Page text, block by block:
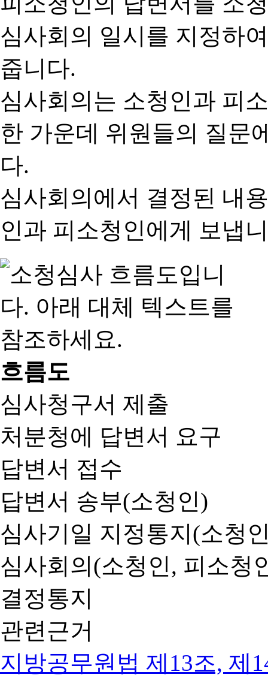
심사회의 일시를 지정하
줍니다.
심사회의는 소청인과 피
한 가운데 위원들의 질문
다.
심사회의에서 결정된 내
인과 피소청인에게 보냅
흐름도
심사청구서 제출
처분청에 답변서 요구
답변서 접수
답변서 송부(소청인)
심사기일 지정통지(소청
심사회의(소청인, 피소청
결정통지
관련근거
지방공무원법 제13조, 제